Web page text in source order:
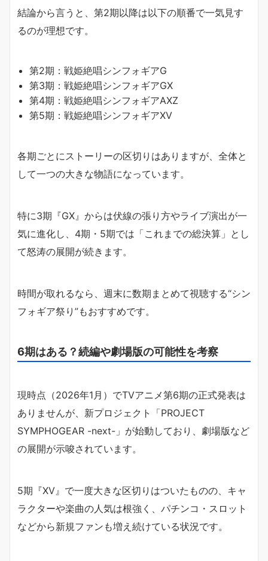
結論から言うと、第2期以降は以下の順番で一気見す
るのが理想です。
第2期：戦姫絶唱シンフォギアG
第3期：戦姫絶唱シンフォギアGX
第4期：戦姫絶唱シンフォギアAXZ
第5期：戦姫絶唱シンフォギアXV
各期ごとにストーリーの区切りはありますが、全体と
して一つの大きな物語になっています。
特に3期『GX』からは伏線の張り方やライブ演出が一
気に進化し、4期・5期では「これまでの総決算」とし
て怒涛の展開が続きます。
時間が取れるなら、週末に数期まとめて視聴する“シン
フォギア祭り”もおすすめです。
6期はある？続編や劇場版の可能性を考察
現時点（2026年1月）でTVアニメ第6期の正式発表は
ありませんが、新プロジェクト「PROJECT
SYMPHOGEAR -next-」が始動しており、劇場版など
の展開が示唆されています。
5期『XV』で一度大きな区切りはついたものの、キャ
ラクターや楽曲の人気は根強く、パチンコ・スロット
などから新規ファンも増え続けている状況です。